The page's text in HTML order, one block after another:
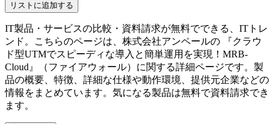
リストに追加する
IT製品・サービスの比較・資料請求が無料でできる、ITトレ
ンド。こちらのページは、 株式会社アンペールの 『クラウ
ド型UTMでスピーディな導入と簡単運用を実現！ MRB-
Cloud』（ファイアウォール）に関する詳細ページです。製
品の概要、特徴、詳細な仕様や動作環境、提供元企業などの
情報をまとめています。気になる製品は無料で資料請求でき
ます。